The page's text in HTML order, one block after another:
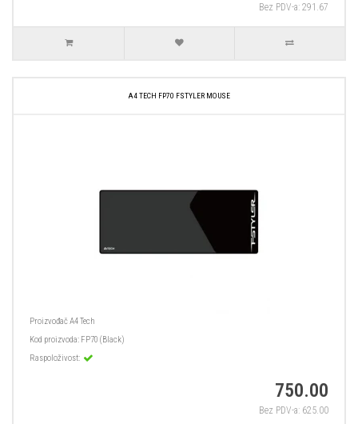
Bez PDV-a: 291.67
A4 TECH FP70 FSTYLER MOUSE
ProizvođačA4 Tech
Kod proizvoda: FP70 (Black)
Raspoloživost:
750.00
Bez PDV-a: 625.00